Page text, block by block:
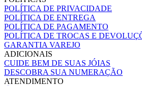
POLÍTICA DE PRIVACIDADE
POLÍTICA DE ENTREGA
POLÍTICA DE PAGAMENTO
POLÍTICA DE TROCAS E
GARANTIA VAREJO
ADICIONAIS
CUIDE BEM DE SUAS JÓIAS
DESCOBRA SUA NUMERAÇÃO
ATENDIMENTO